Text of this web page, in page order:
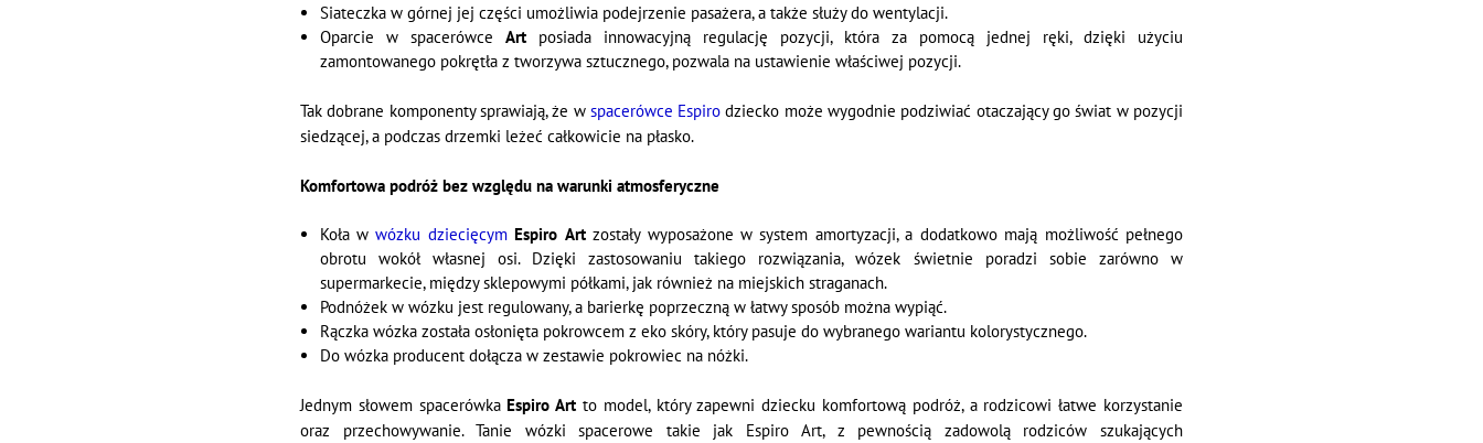
Siateczka w górnej jej części umożliwia podejrzenie pasażera, a także służy do wentylacji.
Oparcie w spacerówce Artposiada innowacyjną regulację pozycji, która za pomocą jednej ręki, dzięki użyciu
zamontowanego pokrętła z tworzywa sztucznego, pozwala na ustawienie właściwej pozycji.
Tak dobrane komponenty sprawiają, że w spacerówce Espiro dziecko może wygodnie podziwiać otaczający go świat w pozycji
siedzącej, a podczas drzemki leżeć całkowicie na płasko.
Komfortowa podróż bez względu na warunki atmosferyczne
Koła wwózku dziecięcym Espiro Artzostały wyposażone w system amortyzacji, a dodatkowo mają możliwość pełnego
obrotu wokół własnej osi. Dzięki zastosowaniu takiego rozwiązania, wózek świetnie poradzi sobie zarówno w
supermarkecie, między sklepowymi półkami, jak również na miejskich straganach.
Podnóżek w wózku jest regulowany, a barierkę poprzeczną w łatwy sposób można wypiąć.
Rączka wózka została osłonięta pokrowcem z eko skóry, który pasuje do wybranego wariantu kolorystycznego.
Do wózka producent dołącza w zestawie pokrowiec na nóżki.
Jednym słowem spacerówkaEspiro Art to model, który zapewni dziecku komfortową podróż, a rodzicowi łatwe korzystanie
oraz przechowywanie. Tanie wózki spacerowe takie jak Espiro Art, z pewnością zadowolą rodziców szukających